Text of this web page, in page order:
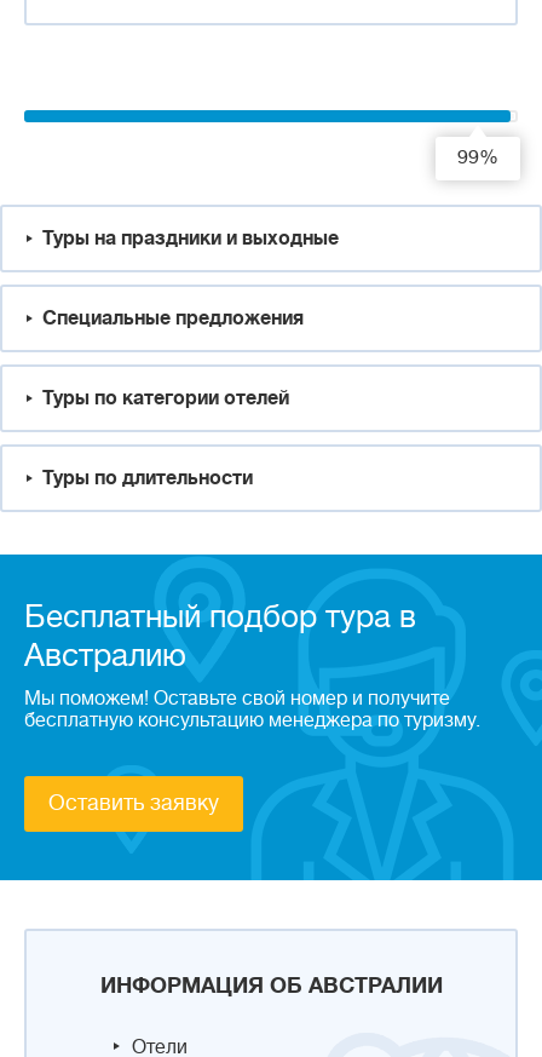
ИНФОРМАЦИЯ ОБ АВСТРАЛИИ
Отели
99%
Туры на праздники и выходные
Специальные предложения
Туры по категории отелей
Туры по длительности
Бесплатный подбор тура в
Австралию
Мы поможем! Оставьте свой номер и получите
бесплатную консультацию менеджера по туризму.
Оставить заявку